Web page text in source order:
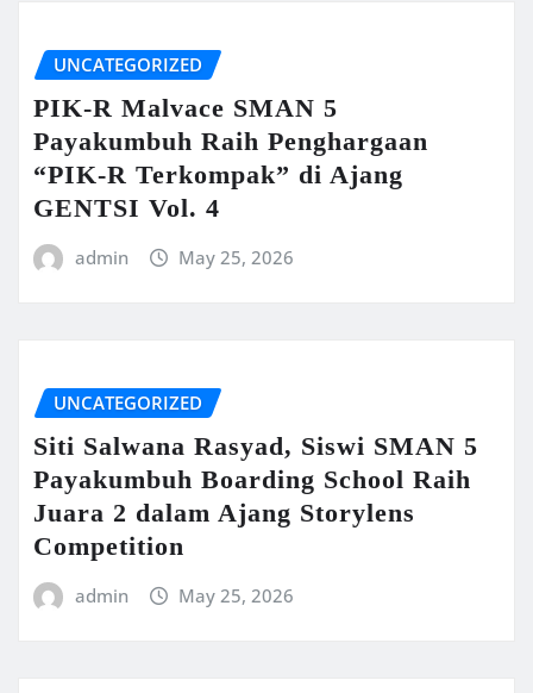
UNCATEGORIZED
PIK-R Malvace SMAN 5
Payakumbuh Raih Penghargaan
“PIK-R Terkompak” di Ajang
GENTSI Vol. 4
admin May 25, 2026
UNCATEGORIZED
Siti Salwana Rasyad, Siswi SMAN 5
Payakumbuh Boarding School Raih
Juara 2 dalam Ajang Storylens
Competition
admin May 25, 2026